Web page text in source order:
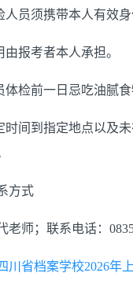
人员须携带本人有效
由报考者本人承担。
体检前一日忌吃油腻
时间到指定地点以及
方式
老师；联系电话：
川省档案学校2026年